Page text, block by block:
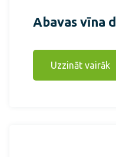
Abavas vīna
Uzzināt vairāk